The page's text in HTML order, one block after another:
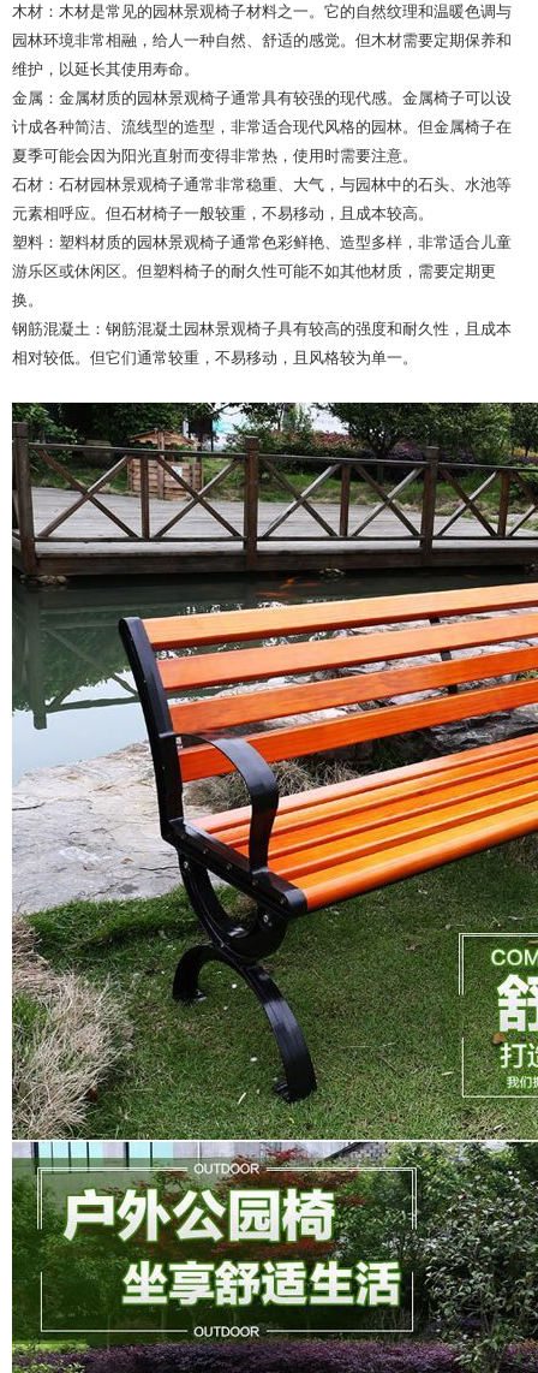
木材：木材是常见的园林景观椅子材料之一。它的自然纹理和温暖色调与
园林环境非常相融，给人一种自然、舒适的感觉。但木材需要定期保养和
维护，以延长其使用寿命。
金属：金属材质的园林景观椅子通常具有较强的现代感。金属椅子可以设
计成各种简洁、流线型的造型，非常适合现代风格的园林。但金属椅子在
夏季可能会因为阳光直射而变得非常热，使用时需要注意。
石材：石材园林景观椅子通常非常稳重、大气，与园林中的石头、水池等
元素相呼应。但石材椅子一般较重，不易移动，且成本较高。
塑料：塑料材质的园林景观椅子通常色彩鲜艳、造型多样，非常适合儿童
游乐区或休闲区。但塑料椅子的耐久性可能不如其他材质，需要定期更
换。
钢筋混凝土：钢筋混凝土园林景观椅子具有较高的强度和耐久性，且成本
相对较低。但它们通常较重，不易移动，且风格较为单一。